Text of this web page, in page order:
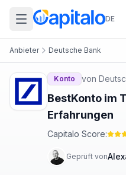
DE
Anbieter Deutsche Bank
Konto von
BestKonto im
Erfahrungen
Capitalo Score:
Geprüft von